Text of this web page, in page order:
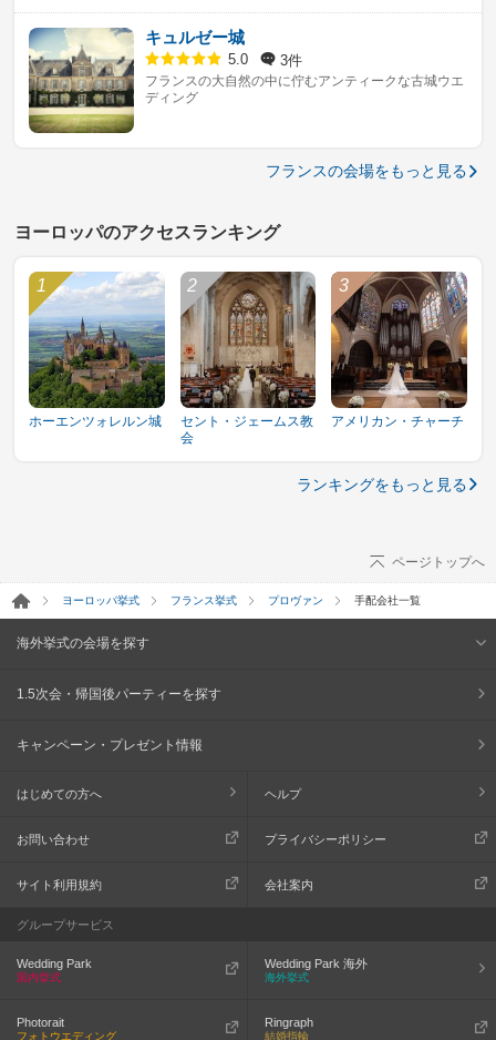
キュルゼー城
5.0 3件
フランスの大自然の中に佇むアンティークな古城ウエ
ディング
フランスの会場をもっと見る
ヨーロッパのアクセスランキング
ホーエンツォレルン城
セント・ジェームス教
会
アメリカン・チャーチ
ランキングをもっと見る
ページトップへ
ヨーロッパ挙式 フランス挙式 プロヴァン 手配会社一覧
海外挙式の会場を探す
1.5次会・帰国後パーティーを探す
キャンペーン・プレゼント情報
はじめての方へ ヘルプ
お問い合わせ プライバシーポリシー
サイト利用規約 会社案内
グループサービス
Wedding Park
国内挙式
Wedding Park 海外
海外挙式
Photorait
フォトウエディング
Ringraph
結婚指輪